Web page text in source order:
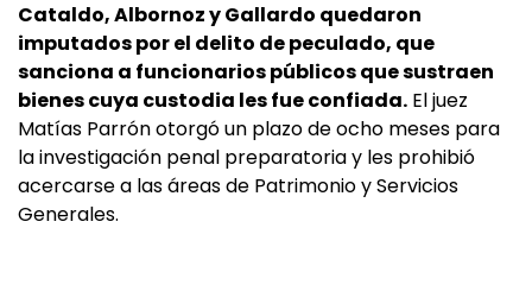
Cataldo, Albornoz y Gallardo quedaron
imputados por el delito de peculado, que
sanciona a funcionarios públicos que sustraen
bienes cuya custodia les fue confiada. El juez
Matías Parrón otorgó un plazo de ocho meses para
la investigación penal preparatoria y les prohibió
acercarse a las áreas de Patrimonio y Servicios
Generales.